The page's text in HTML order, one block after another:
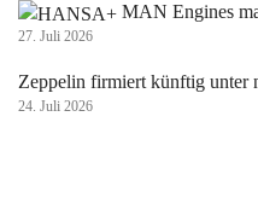
MAN Engines
27. Juli 2026
Zeppelin firmiert künftig unter
24. Juli 2026